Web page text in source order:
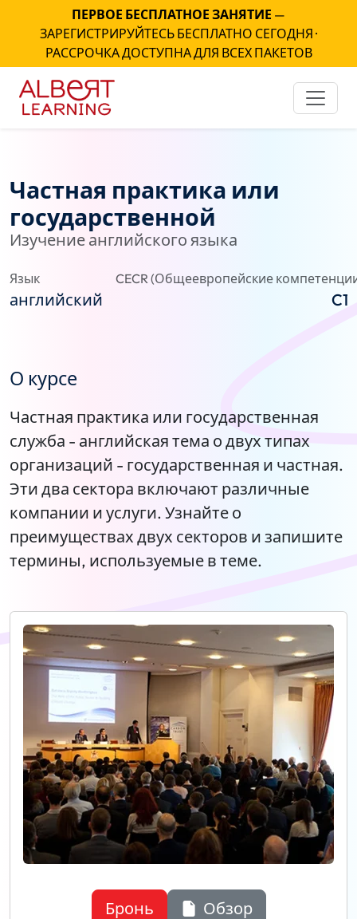
ПЕРВОЕ БЕСПЛАТНОЕ ЗАНЯТИЕ —
ЗАРЕГИСТРИРУЙТЕСЬ БЕСПЛАТНО СЕГОДНЯ ·
РАССРОЧКА ДОСТУПНА ДЛЯ ВСЕХ ПАКЕТОВ
Частная практика или
государственной
Изучение английского языка
Язык
английский
CECR (Общеевропейские
C1
О курсе
Частная практика или государственная
служба - английская тема о двух типах
организаций - государственная и частная.
Эти два сектора включают различные
компании и услуги. Узнайте о
преимуществах двух секторов и запишите
термины, используемые в теме.
Бронь Обзор